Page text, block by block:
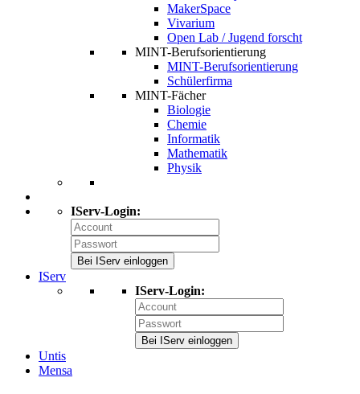
MakerSpace
Vivarium
Open Lab / Jugend forscht
MINT-Berufsorientierung
MINT-Berufsorientierung
Schülerfirma
MINT-Fächer
Biologie
Chemie
Informatik
Mathematik
Physik
IServ-Login:
Bei IServ einloggen
IServ
IServ-Login:
Bei IServ einloggen
Untis
Mensa